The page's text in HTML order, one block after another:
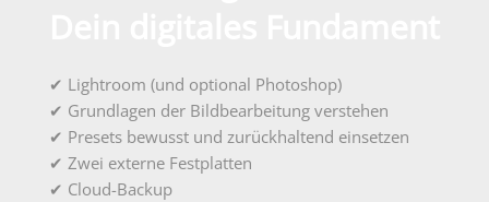
✔ Lightroom (und optional Photoshop)
✔ Grundlagen der Bildbearbeitung verstehen
✔ Presets bewusst und zurückhaltend einsetzen
✔ Zwei externe Festplatten
✔ Cloud-Backup